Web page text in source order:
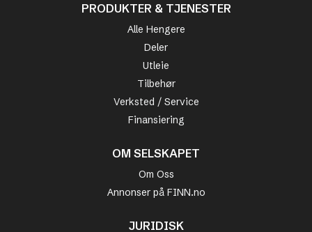
PRODUKTER & TJENESTER
Alle Hengere
Deler
Utleie
Tilbehør
Verksted / Service
Finansiering
OM SELSKAPET
Om Oss
Annonser på FINN.no
JURIDISK